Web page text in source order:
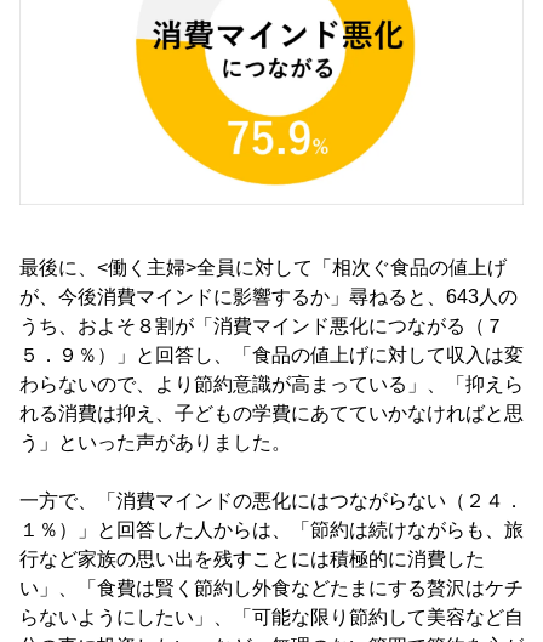
最後に、<働く主婦>全員に対して「相次ぐ食品の値上げ
が、今後消費マインドに影響するか」尋ねると、643人の
うち、およそ８割が「消費マインド悪化につながる（７
５．９％）」と回答し、「食品の値上げに対して収入は変
わらないので、より節約意識が高まっている」、「抑えら
れる消費は抑え、子どもの学費にあてていかなければと思
う」といった声がありました。
一方で、「消費マインドの悪化にはつながらない（２４．
１％）」と回答した人からは、「節約は続けながらも、旅
行など家族の思い出を残すことには積極的に消費した
い」、「食費は賢く節約し外食などたまにする贅沢はケチ
らないようにしたい」、「可能な限り節約して美容など自